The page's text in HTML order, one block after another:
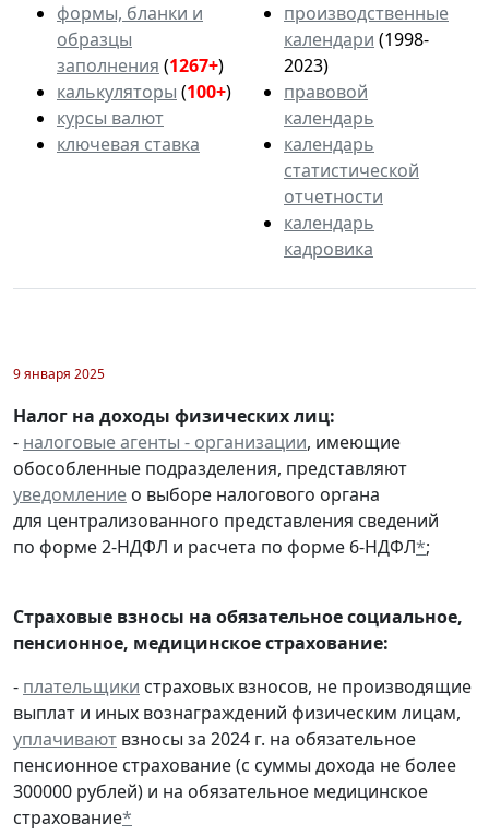
формы, бланки и
образцы
заполнения (1267+)
калькуляторы (100+)
курсы валют
ключевая ставка
производственные
календари (1998-
2023)
правовой
календарь
календарь
статистической
отчетности
календарь
кадровика
9 января 2025
Налог на доходы физических лиц:
- налоговые агенты - организации, имеющие
обособленные подразделения, представляют
уведомление о выборе налогового органа
для централизованного представления сведений
по форме 2-НДФЛ и расчета по форме 6-НДФЛ*;
Страховые взносы на обязательное социальное,
пенсионное, медицинское страхование:
- плательщики страховых взносов, не производящие
выплат и иных вознаграждений физическим лицам,
уплачивают взносы за 2024 г. на обязательное
пенсионное страхование (с суммы дохода не более
300000 рублей) и на обязательное медицинское
страхование*